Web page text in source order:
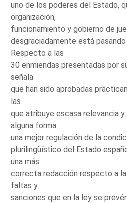
uno de los poderes del Estado,
organización,
funcionamiento y gobierno de
desgraciadamente está pasando
Respecto a las
30 enmiendas presentadas por
señala
que han sido aprobadas
las
que atribuye escasa relevancia
alguna forma
una mejor regulación de la
plurilingüístico del Estado
una más
correcta redacción respecto a
faltas y
sanciones que en la ley se